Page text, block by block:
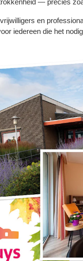
— precies
en
iedereen die het